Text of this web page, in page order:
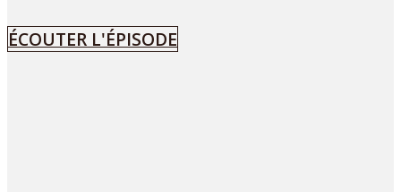
ÉCOUTER L'ÉPISODE